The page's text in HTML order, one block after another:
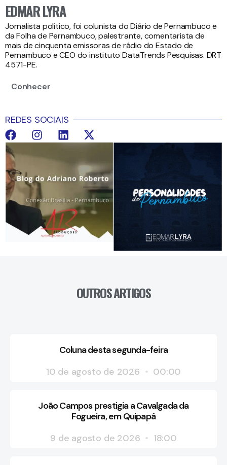
EDMAR LYRA
Jornalista político, foi colunista do Diário de Pernambuco e
da Folha de Pernambuco, palestrante, comentarista de
mais de cinquenta emissoras de rádio do Estado de
Pernambuco e CEO do instituto DataTrends Pesquisas. DRT
4571-PE.
Conhecer
REDES SOCIAIS
OUTROS ARTIGOS
Coluna desta segunda-feira
10 de agosto de 2026
00:00
João Campos prestigia a Cavalgada da
Fogueira, em Quipapá
9 de agosto de 2026
18:00